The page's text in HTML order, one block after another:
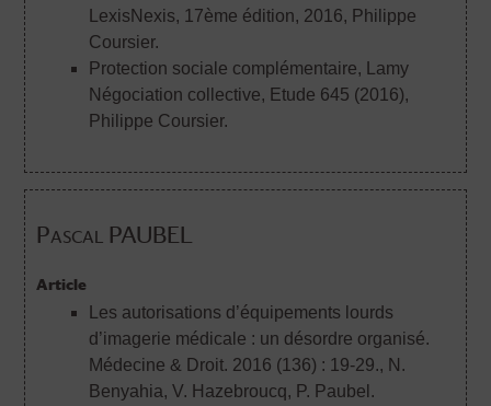
LexisNexis, 17ème édition, 2016, Philippe
Coursier.
Protection sociale complémentaire, Lamy
Négociation collective, Etude 645 (2016),
Philippe Coursier.
Pascal PAUBEL
Article
Les autorisations d’équipements lourds
d’imagerie médicale : un désordre organisé.
Médecine & Droit. 2016 (136) : 19-29., N.
Benyahia, V. Hazebroucq, P. Paubel.